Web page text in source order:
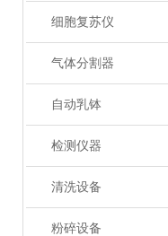
细胞复苏仪
气体分割器
自动乳钵
检测仪器
清洗设备
粉碎设备